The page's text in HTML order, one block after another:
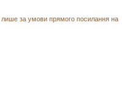
лише за умови прямого посилання на